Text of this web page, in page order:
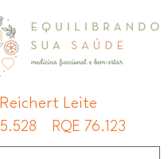
Leite
RQE 76.123